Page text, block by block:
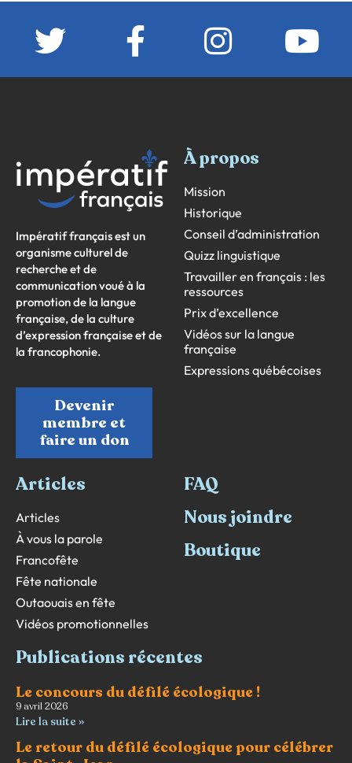
Impératif français est un
organisme culturel de
recherche et de
communication voué à la
promotion de la langue
française, de la culture
d’expression française et de
la francophonie.
Devenir
membre et
faire un don
À propos
Mission
Historique
Conseil d’administration
Quizz linguistique
Travailler en français : les
ressources
Prix d’excellence
Vidéos sur la langue
française
Expressions québécoises
Articles
Articles
À vous la parole
Francofête
Fête nationale
Outaouais en fête
Vidéos promotionnelles
FAQ
Nous joindre
Boutique
Publications récentes
Le concours du défilé écologique !
9 avril 2026
Lire la suite »
Le retour du défilé écologique pour célébrer